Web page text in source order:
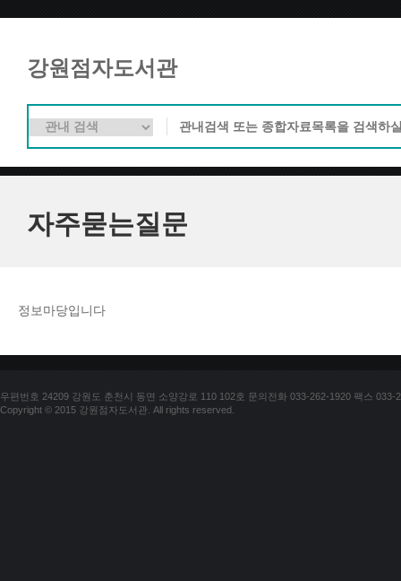
강원점자도서관
자주묻는질문
정보마당입니다
우편번호 24209 강원도 춘천시 동면 소양강로 110 102호 문의전화 033-262-1920 팩스 033-
Copyright © 2015 강원점자도서관. All rights reserved.